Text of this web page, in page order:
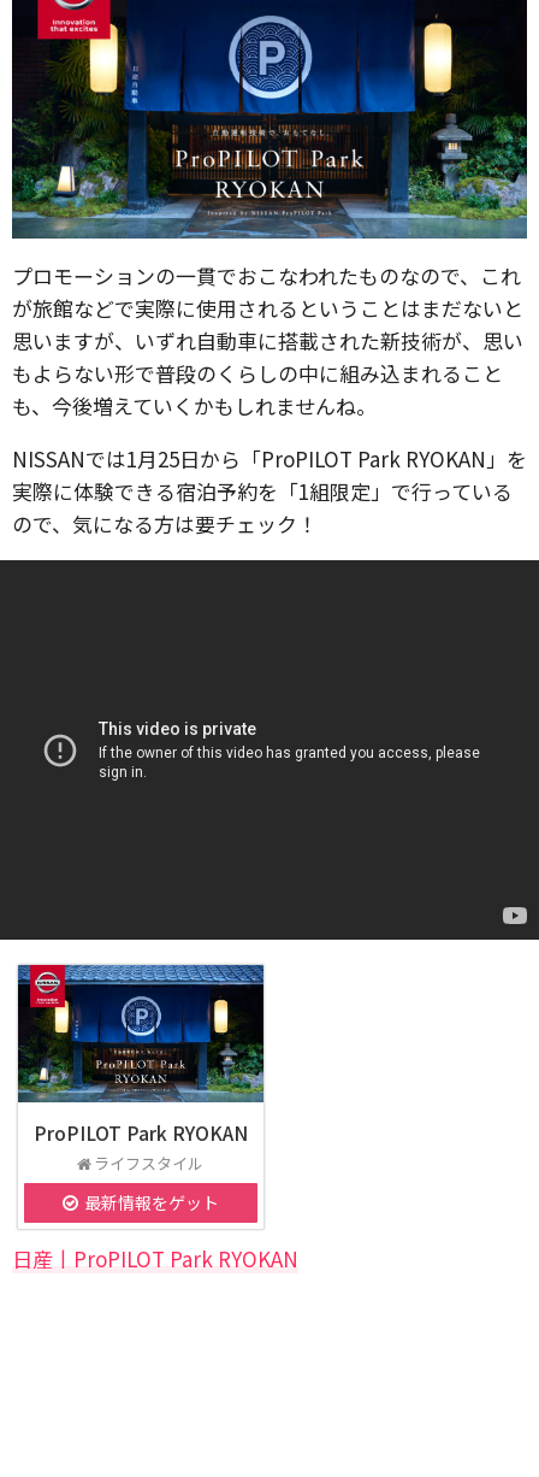
プロモーションの一貫でおこなわれたものなので、これ
が旅館などで実際に使用されるということはまだないと
思いますが、いずれ自動車に搭載された新技術が、思い
もよらない形で普段のくらしの中に組み込まれること
も、今後増えていくかもしれませんね。
NISSANでは1月25日から「ProPILOT Park RYOKAN」を
実際に体験できる宿泊予約を「1組限定」で行っている
ので、気になる方は要チェック！
ProPILOT Park RYOKAN
ライフスタイル
最新情報をゲット
日産丨ProPILOT Park RYOKAN